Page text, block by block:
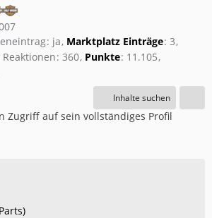
ja Marktplatz Einträge 3
360 Punkte 11.105
Inhalte suchen
Zugriff auf sein vollständiges Profil